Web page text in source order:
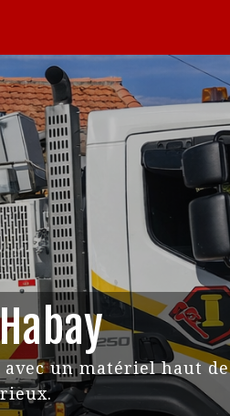
un matériel haut de